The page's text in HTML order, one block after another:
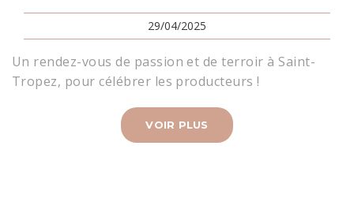
29/04/2025
Un rendez-vous de passion et de terroir à Saint-
Tropez, pour célébrer les producteurs !
VOIR PLUS